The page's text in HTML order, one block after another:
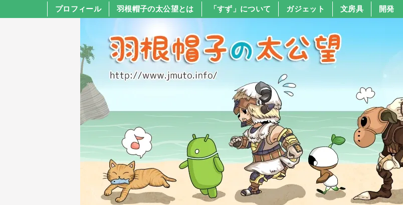
プロフィール 羽根帽子の太公望とは 「すず」について ガジェット 文房具 開発